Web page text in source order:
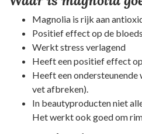
Magnolia is rijk aan
Positief effect op de
Werkt stress verlagend
Heeft een positief effect
Heeft een
vet afbreken).
In beautyproducten niet
Het werkt ook goed om